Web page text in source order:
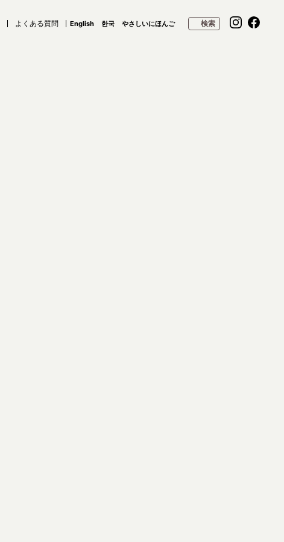
よくある質問 English 한국 やさしいにほんご 検索